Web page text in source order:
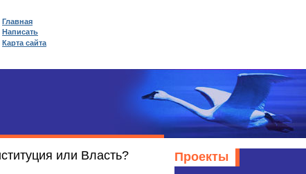
или Власть? Проекты
Главная
Написать
Карта сайта